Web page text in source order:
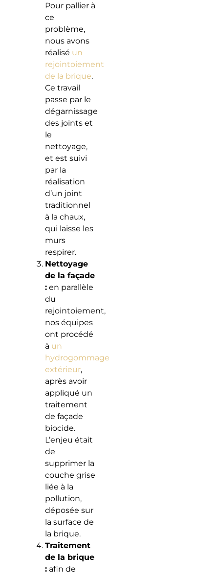
Pour pallier à
ce
problème,
nous avons
réalisé un
rejointoiement
de la brique.
Ce travail
passe par le
dégarnissage
des joints et
le
nettoyage,
et est suivi
par la
réalisation
d’un joint
traditionnel
à la chaux,
qui laisse les
murs
respirer.
Nettoyage
de la façade
:en parallèle
du
rejointoiement,
nos équipes
ont procédé
à un
hydrogommage
extérieur,
après avoir
appliqué un
traitement
de façade
biocide.
L’enjeu était
de
supprimer la
couche grise
liée à la
pollution,
déposée sur
la surface de
la brique.
Traitement
de la brique
:afin de